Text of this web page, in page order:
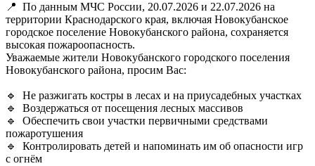
📍 По данным МЧС России, 20.07.2026 и 22.07.2026 на
территории Краснодарского края, включая Новокубанское
городское поселение Новокубанского района, сохраняется
высокая пожароопасность.
Уважаемые жители Новокубанского городского поселения
Новокубанского района, просим Вас:
🔹 Не разжигать костры в лесах и на приусадебных участках
🔹 Воздержаться от посещения лесных массивов
🔹 Обеспечить свои участки первичными средствами
пожаротушения
🔹 Контролировать детей и напоминать им об опасности игр
с огнём